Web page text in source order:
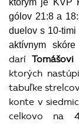
ktorým je KVP
gólov 21:8 a
duelov s 10-
aktívnym
darí Tomášovi
ktorých
tabuľke
konte v
celkovo na